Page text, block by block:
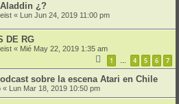
¿?
« Lun Jun 24, 2019 11:00 pm
DE RG
« Mié May 22, 2019 1:35 am
1 … 4 5 6 7
sobre la escena Atari en Chile
« Lun Mar 18, 2019 10:50 pm